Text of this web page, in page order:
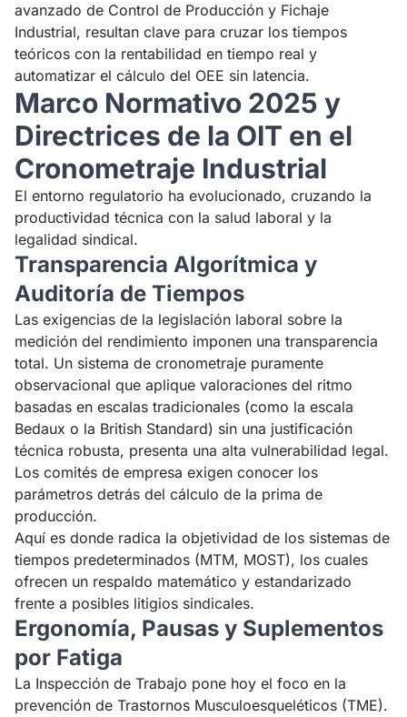
avanzado de Control de Producción y Fichaje
Industrial, resultan clave para cruzar los tiempos
teóricos con la rentabilidad en tiempo real y
automatizar el cálculo del OEE sin latencia.
Marco Normativo 2025 y
Directrices de la OIT en el
Cronometraje Industrial
El entorno regulatorio ha evolucionado, cruzando la
productividad técnica con la salud laboral y la
legalidad sindical.
Transparencia Algorítmica y
Auditoría de Tiempos
Las exigencias de la legislación laboral sobre la
medición del rendimiento imponen una transparencia
total. Un sistema de cronometraje puramente
observacional que aplique valoraciones del ritmo
basadas en escalas tradicionales (como la escala
Bedaux o la British Standard) sin una justificación
técnica robusta, presenta una alta vulnerabilidad legal.
Los comités de empresa exigen conocer los
parámetros detrás del cálculo de la prima de
producción.
Aquí es donde radica la objetividad de los sistemas de
tiempos predeterminados (MTM, MOST), los cuales
ofrecen un respaldo matemático y estandarizado
frente a posibles litigios sindicales.
Ergonomía, Pausas y Suplementos
por Fatiga
La Inspección de Trabajo pone hoy el foco en la
prevención de Trastornos Musculoesqueléticos (TME).